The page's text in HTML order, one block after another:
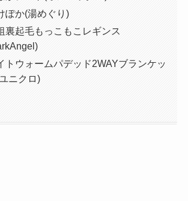
ぽか(湯めぐり)
裏起毛もっこもこレギンス
トウォームパデッド2WAYブランケッ
ニクロ)